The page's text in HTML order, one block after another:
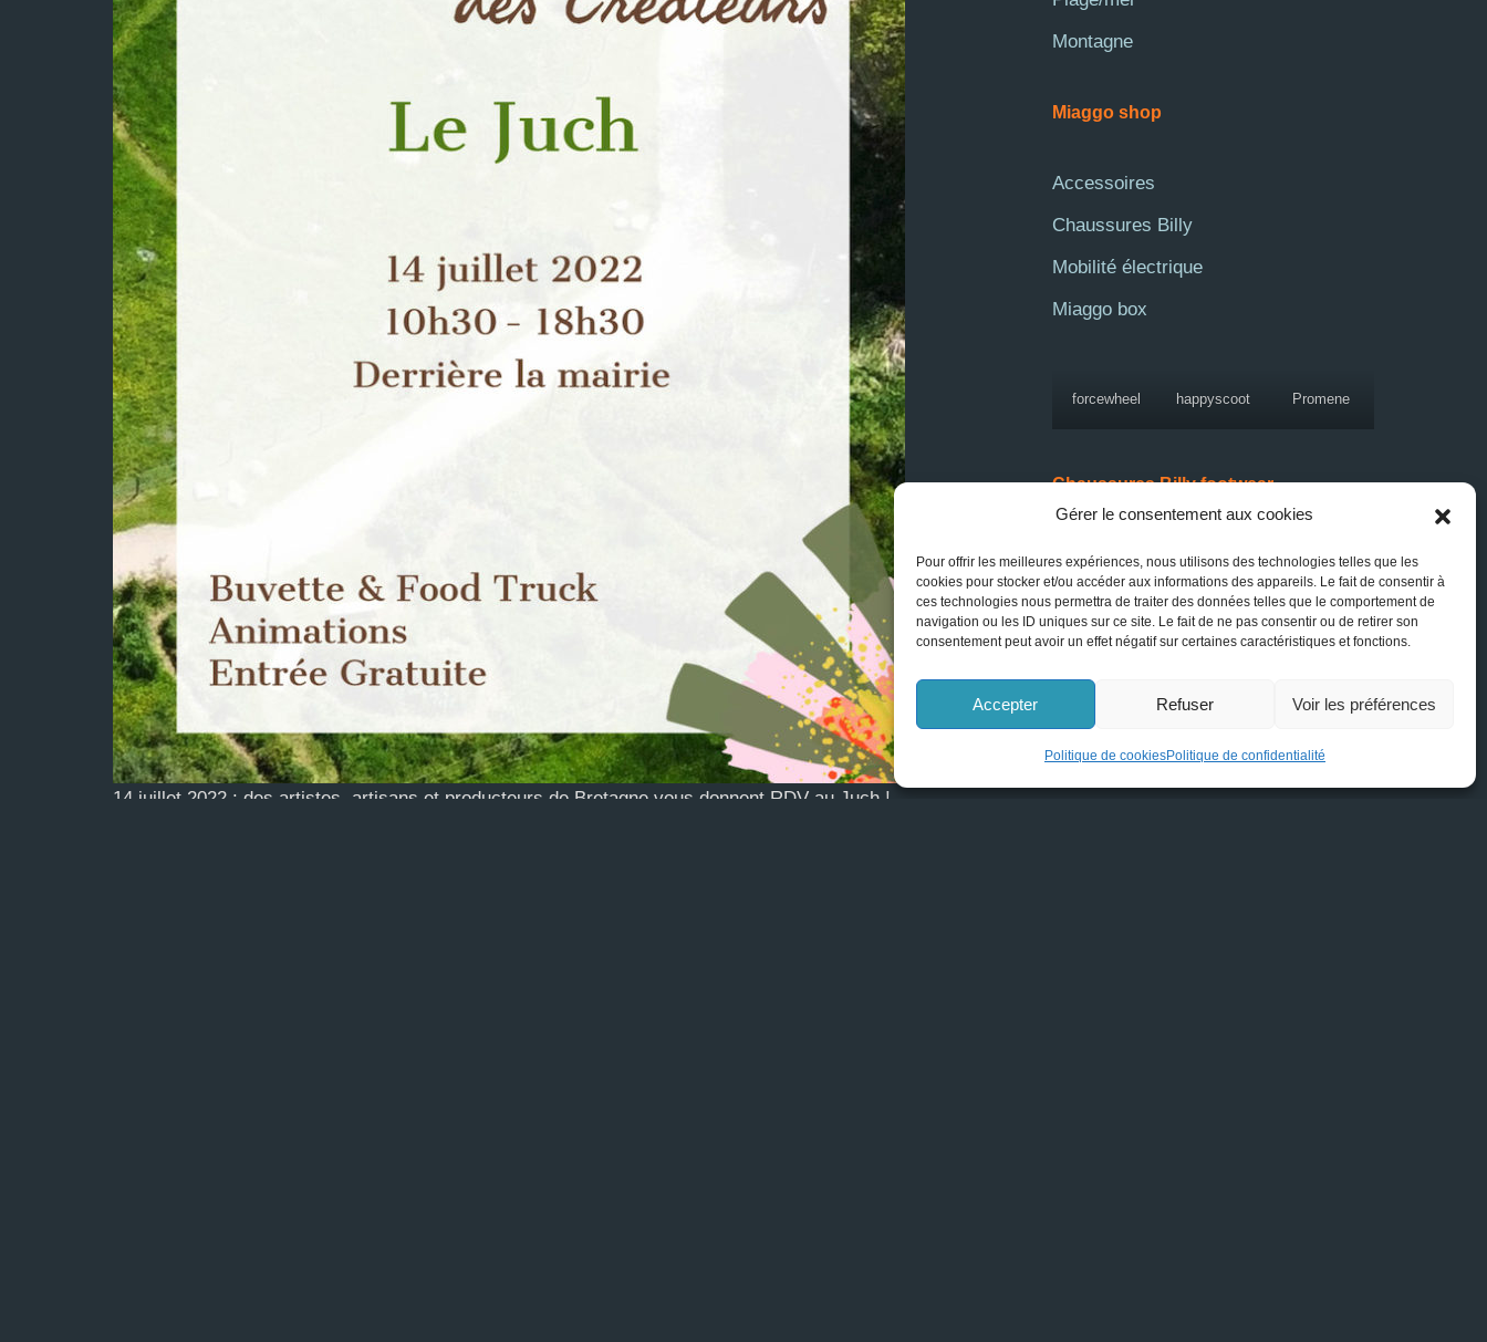
Gérer le consentement aux cookies
Pour offrir les meilleures expériences, nous utilisons des technologies telles que les
cookies pour stocker et/ou accéder aux informations des appareils. Le fait de consentir à
ces technologies nous permettra de traiter des données telles que le comportement de
navigation ou les ID uniques sur ce site. Le fait de ne pas consentir ou de retirer son
consentement peut avoir un effet négatif sur certaines caractéristiques et fonctions.
Accepter Refuser Voir les préférences
Politique de cookiesPolitique de confidentialité
14 juillet 2022 : des artistes, artisans et producteurs de Bretagne vous donnent RDV au Juch !
Montagne
Miaggo shop
Accessoires
Chaussures Billy
Mobilité électrique
Miaggo box
forcewheel happyscoot Promene
Chaussures Billy footwear
Bébé Fille
Bébé garçon
Enfant Fille
Enfant Garçon
Femme
Homme